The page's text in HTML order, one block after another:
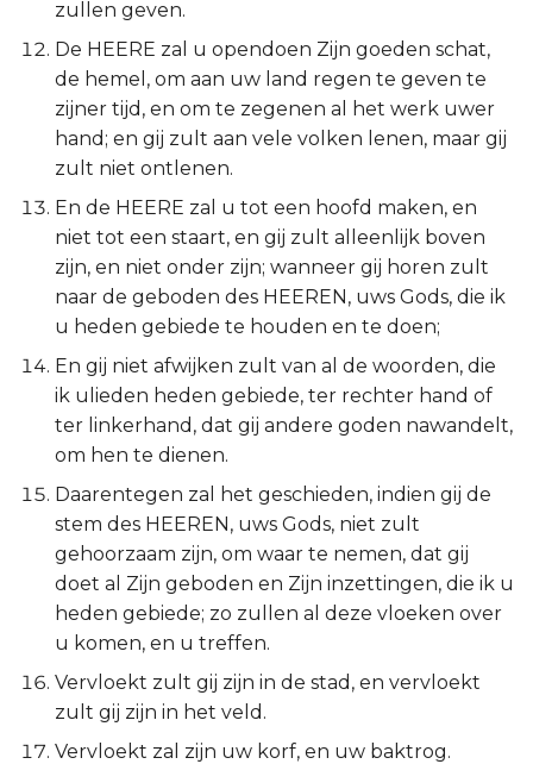
2 Johannes
3 Johannes
Openbaring
zullen geven.
De HEERE zal u opendoen Zijn goeden schat,
de hemel, om aan uw land regen te geven te
zijner tijd, en om te zegenen al het werk uwer
hand; en gij zult aan vele volken lenen, maar gij
zult niet ontlenen.
En de HEERE zal u tot een hoofd maken, en
niet tot een staart, en gij zult alleenlijk boven
zijn, en niet onder zijn; wanneer gij horen zult
naar de geboden des HEEREN, uws Gods, die ik
u heden gebiede te houden en te doen;
En gij niet afwijken zult van al de woorden, die
ik ulieden heden gebiede, ter rechter hand of
ter linkerhand, dat gij andere goden nawandelt,
om hen te dienen.
Daarentegen zal het geschieden, indien gij de
stem des HEEREN, uws Gods, niet zult
gehoorzaam zijn, om waar te nemen, dat gij
doet al Zijn geboden en Zijn inzettingen, die ik u
heden gebiede; zo zullen al deze vloeken over
u komen, en u treffen.
Vervloekt zult gij zijn in de stad, en vervloekt
zult gij zijn in het veld.
Vervloekt zal zijn uw korf, en uw baktrog.